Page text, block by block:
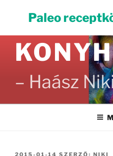
Paleo
PALEO
– Haász
BEKÜLDVE:
2015-01-14 SZERZŐ: NIKI